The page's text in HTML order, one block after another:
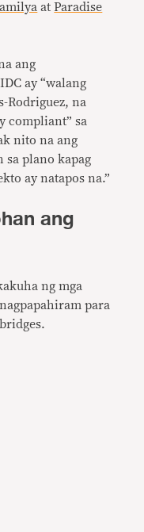
atParadise
ang
ay “walang
Rodriguez, na
compliant” sa
nito na ang
sa plano kapag
ay natapos na.”
ang
ng mga
para